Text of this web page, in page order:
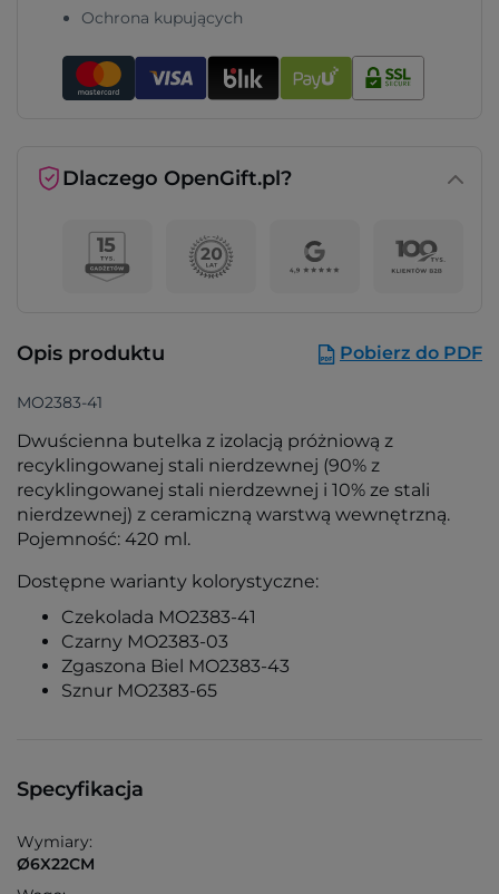
Ochrona kupujących
Dlaczego OpenGift.pl?
Opis produktu Pobierz do PDF
MO2383-41
Dwuścienna butelka z izolacją próżniową z
recyklingowanej stali nierdzewnej (90% z
recyklingowanej stali nierdzewnej i 10% ze stali
nierdzewnej) z ceramiczną warstwą wewnętrzną.
Pojemność: 420 ml.
Dostępne warianty kolorystyczne:
Czekolada MO2383-41
Czarny MO2383-03
Zgaszona Biel MO2383-43
Sznur MO2383-65
Specyfikacja
Wymiary:
Ø6X22CM